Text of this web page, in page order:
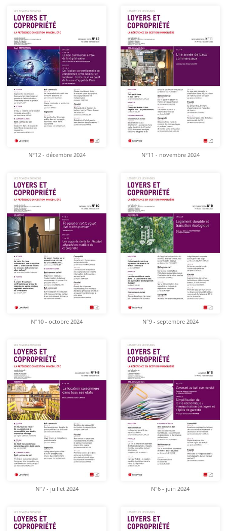
N°12 - décembre 2024 N°11 - novembre 2024
N°10 - octobre 2024 N°9 - septembre 2024
N°7 - juillet 2024 N°6 - juin 2024